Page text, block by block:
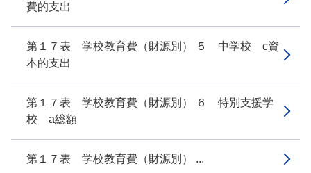
費的支出
第１７表 学校教育費（財源別） ５ 中学校 c資
本的支出
第１７表 学校教育費（財源別） ６ 特別支援学
校 a総額
第１７表 学校教育費（財源別） ...